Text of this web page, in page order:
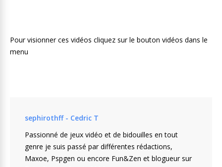
Pour visionner ces vidéos cliquez sur le bouton vidéos dans le
menu
sephirothff - Cedric T
Passionné de jeux vidéo et de bidouilles en tout
genre je suis passé par différentes rédactions,
Maxoe, Pspgen ou encore Fun&Zen et blogueur sur